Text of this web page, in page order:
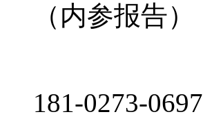
（内参报告）
181-0273-0697